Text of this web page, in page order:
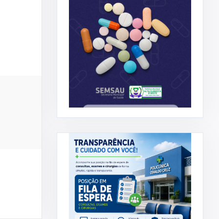
DO
reajuste salarial aos servi ...